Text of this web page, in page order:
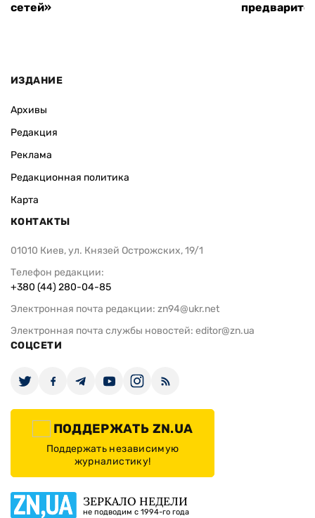
сетей»
ИЗДАНИЕ
Архивы
Редакция
Реклама
Редакционная политика
Карта
КОНТАКТЫ
01010 Киев, ул. Князей Острожских, 19/1
Телефон редакции:
+380 (44) 280-04-85
Электронная почта редакции: zn94@ukr.net
Электронная почта службы новостей: editor@zn.ua
СОЦСЕТИ
ПОДДЕРЖАТЬ ZN.UA
Поддержать независимую
журналистику!
ЗЕРКАЛО НЕДЕЛИ
не подводим с 1994-го года